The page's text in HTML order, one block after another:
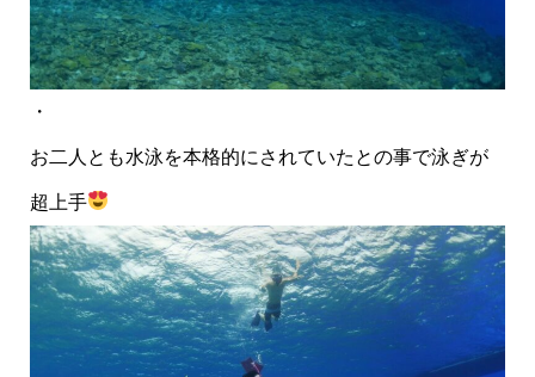
・
お二人とも水泳を本格的にされていたとの事で泳ぎが
超上手